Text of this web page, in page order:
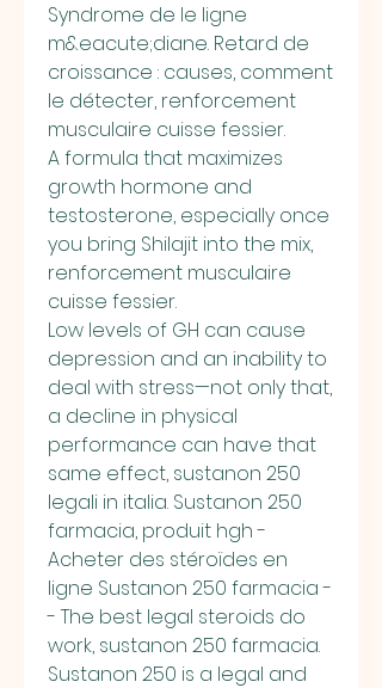
Syndrome de le ligne
m&eacute;diane. Retard de
croissance : causes, comment
le détecter, renforcement
musculaire cuisse fessier.
A formula that maximizes
growth hormone and
testosterone, especially once
you bring Shilajit into the mix,
renforcement musculaire
cuisse fessier.
Low levels of GH can cause
depression and an inability to
deal with stress—not only that,
a decline in physical
performance can have that
same effect, sustanon 250
legali in italia. Sustanon 250
farmacia, produit hgh -
Acheter des stéroïdes en
ligne Sustanon 250 farmacia -
- The best legal steroids do
work, sustanon 250 farmacia.
Sustanon 250 is a legal and